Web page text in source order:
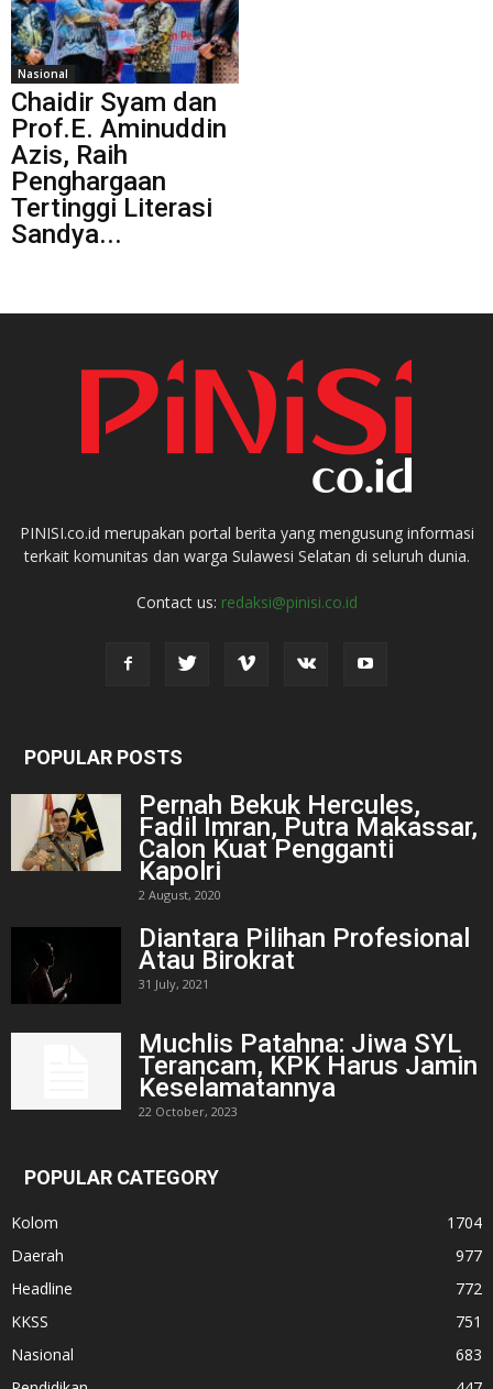
Nasional
Chaidir Syam dan
Prof.E. Aminuddin
Azis, Raih
Penghargaan
Tertinggi Literasi
Sandya...
PINISI.co.id merupakan portal berita yang mengusung informasi
terkait komunitas dan warga Sulawesi Selatan di seluruh dunia.
Contact us: redaksi@pinisi.co.id
POPULAR POSTS
Pernah Bekuk Hercules,
Fadil Imran, Putra Makassar,
Calon Kuat Pengganti
Kapolri
2 August, 2020
Diantara Pilihan Profesional
Atau Birokrat
31 July, 2021
Muchlis Patahna: Jiwa SYL
Terancam, KPK Harus Jamin
Keselamatannya
22 October, 2023
POPULAR CATEGORY
Kolom
1704
Daerah
977
Headline
772
KKSS
751
Nasional
683